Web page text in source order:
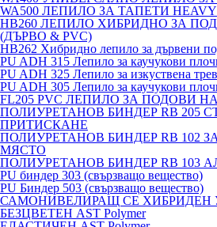
WA500 ЛЕПИЛО ЗА ТАПЕТИ HEAVY
HB260 ЛЕПИЛО ХИБРИДНО ЗА
(ДЪРВО & PVC)
HB262 Хибридно лепило за дървени
PU ADH 315 Лепило за каучукови
PU ADH 325 Лепило за изкуствена
PU ADH 305 Лепило за каучукови
FL205 PVC ЛЕПИЛО ЗА ПОДОВИ
ПОЛИУРЕТАНОВ БИНДЕР RB 205
ПРИТИСКАНЕ
ПОЛИУРЕТАНОВ БИНДЕР RB 102
МЯСТО
ПОЛИУРЕТАНОВ БИНДЕР RB 103
PU биндер 303 (свързващо вещество)
PU Биндер 503 (свързващо вещество)
САМОНИВЕЛИРАЩ СЕ ХИБРИДЕН
БЕЗЦВЕТЕН AST Polymer